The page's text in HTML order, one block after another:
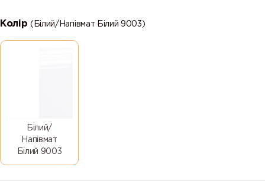
Колір(Білий/Напівмат Білий 9003)
Білий/
Напівмат
Білий 9003